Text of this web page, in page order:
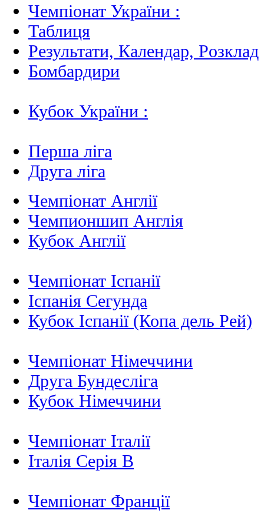
Чемпіонат України :
Таблиця
Результати, Календар, Poзклад
Бомбардири
Кубок України :
Перша ліга
Друга ліга
Чемпіонат Англії
Чемпионшип Англія
Кубок Англії
Чемпіонат Іспанії
Іспанія Сегунда
Кубок Іспанії (Копа дель Рей)
Чемпіонат Німеччини
Друга Бундесліга
Кубок Німеччини
Чемпіонат Італії
Італія Серія B
Чемпіонат Франції